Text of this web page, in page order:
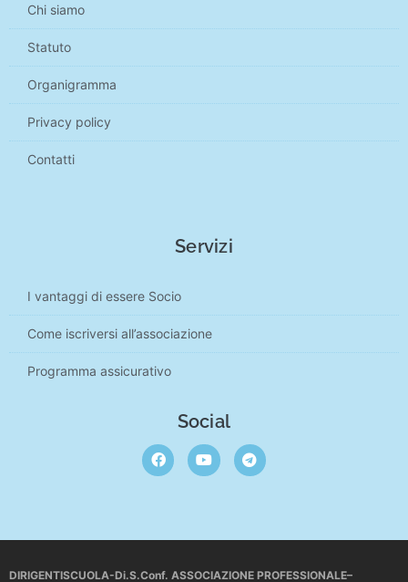
Chi siamo
Statuto
Organigramma
Privacy policy
Contatti
Servizi
I vantaggi di essere Socio
Come iscriversi all’associazione
Programma assicurativo
Social
DIRIGENTISCUOLA-Di.S.Conf. ASSOCIAZIONE PROFESSIONALE–